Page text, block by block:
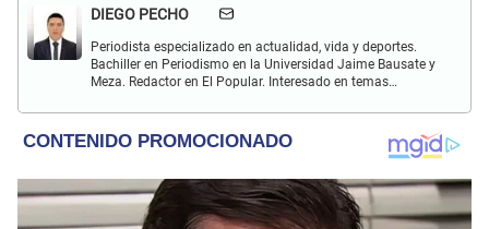
DIEGO PECHO
Periodista especializado en actualidad, vida y deportes.
Bachiller en Periodismo en la Universidad Jaime Bausate y
Meza. Redactor en El Popular. Interesado en temas
internacional, trucos caseros y educación.